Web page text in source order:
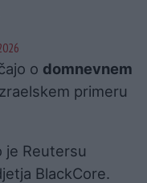
o domnevnem
primeru
je Reutersu
BlackCore.